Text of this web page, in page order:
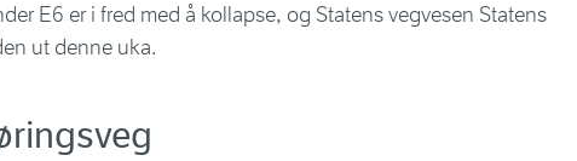
E6 er i fred med å kollapse, og Statens vegvesen Statens
ut denne uka.